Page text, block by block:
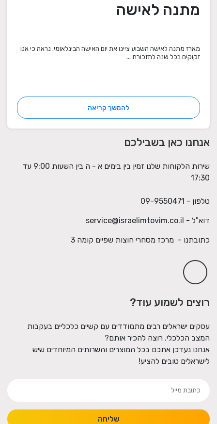
מתנה לאישה
מארז מתנה לאישה השבוע ציינו את יום האישה הבינלאומי. נראה כי אנו
זקוקים בכל שנה לתזכורת ...
להמשך קריאה
אנחנו כאן בשבילכם
שירות הלקוחות שלנו זמין בין בימים א - ה בין השעות 9:00 עד
17:30
טלפון - 09-9550471
דוא"ל - service@israelimtovim.co.il
כתובתנו - מרכז מסחרי חוצות שפיים קומה 3
רוצים לשמוע עוד?
עסקים ישראלים רבים מתמודדים עם קשיים כלכליים בעקבות
המצב הכלכלי. רוצה להכיר אותם?
אנחנו נעדכן אתכם בכל המוצרים והשרותים המיוחדים שיש
לישראלים טובים להציע!
שליחה